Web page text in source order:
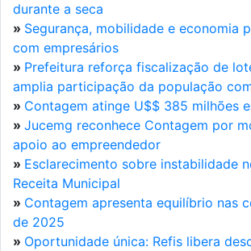
durante a seca
» Segurança, mobilidade e economia
com empresários
» Prefeitura reforça fiscalização de
amplia participação da população
» Contagem atinge U$$ 385 milhões
» Jucemg reconhece Contagem por
apoio ao empreendedor
» Esclarecimento sobre instabilidade
Receita Municipal
» Contagem apresenta equilíbrio nas
de 2025
» Oportunidade única: Refis libera